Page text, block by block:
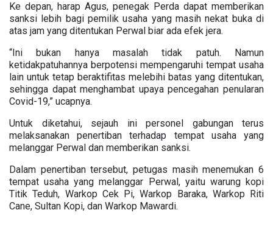
Ke depan, harap Agus, penegak Perda dapat memberikan
sanksi lebih bagi pemilik usaha yang masih nekat buka di
atas jam yang ditentukan Perwal biar ada efek jera.
“Ini bukan hanya masalah tidak patuh. Namun
ketidakpatuhannya berpotensi mempengaruhi tempat usaha
lain untuk tetap beraktifitas melebihi batas yang ditentukan,
sehingga dapat menghambat upaya pencegahan penularan
Covid-19,” ucapnya.
Untuk diketahui, sejauh ini personel gabungan terus
melaksanakan penertiban terhadap tempat usaha yang
melanggar Perwal dan memberikan sanksi.
Dalam penertiban tersebut, petugas masih menemukan 6
tempat usaha yang melanggar Perwal, yaitu warung kopi
Titik Teduh, Warkop Cek Pi, Warkop Baraka, Warkop Riti
Cane, Sultan Kopi, dan Warkop Mawardi.